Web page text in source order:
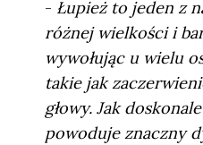
- Łupież to jeden z
różnej wielkości i
wywołując u wielu
takie jak
głowy. Jak
powoduje znaczny